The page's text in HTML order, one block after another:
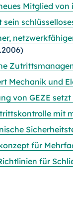
Mitglied
sein
Mechanik und
von GEZE
mit
für
für